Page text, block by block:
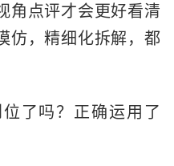
角点评才会更好看清
仿，精细化拆解，都
了吗？正确运用了